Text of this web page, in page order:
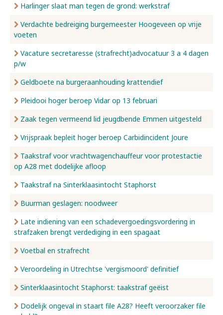
Harlinger slaat man tegen de grond: werkstraf
Verdachte bedreiging burgemeester Hoogeveen op vrije
voeten
Vacature secretaresse (strafrecht)advocatuur 3 a 4 dagen
p/w
Geldboete na burgeraanhouding krattendief
Pleidooi hoger beroep Vidar op 13 februari
Zaak tegen vermeend lid jeugdbende Emmen uitgesteld
Vrijspraak bepleit hoger beroep Carbidincident Joure
Taakstraf voor vrachtwagenchauffeur voor protestactie
op A28 met dodelijke afloop
Taakstraf na Sinterklaasintocht Staphorst
Buurman geslagen: noodweer
Late indiening van een schadevergoedingsvordering in
strafzaken brengt verdediging in een spagaat
Voetbal en strafrecht
Veroordeling in Utrechtse 'vergismoord' definitief
Sinterklaasintocht Staphorst: taakstraf geëist
Dodelijk ongeval in staart file A28? Heeft veroorzaker file